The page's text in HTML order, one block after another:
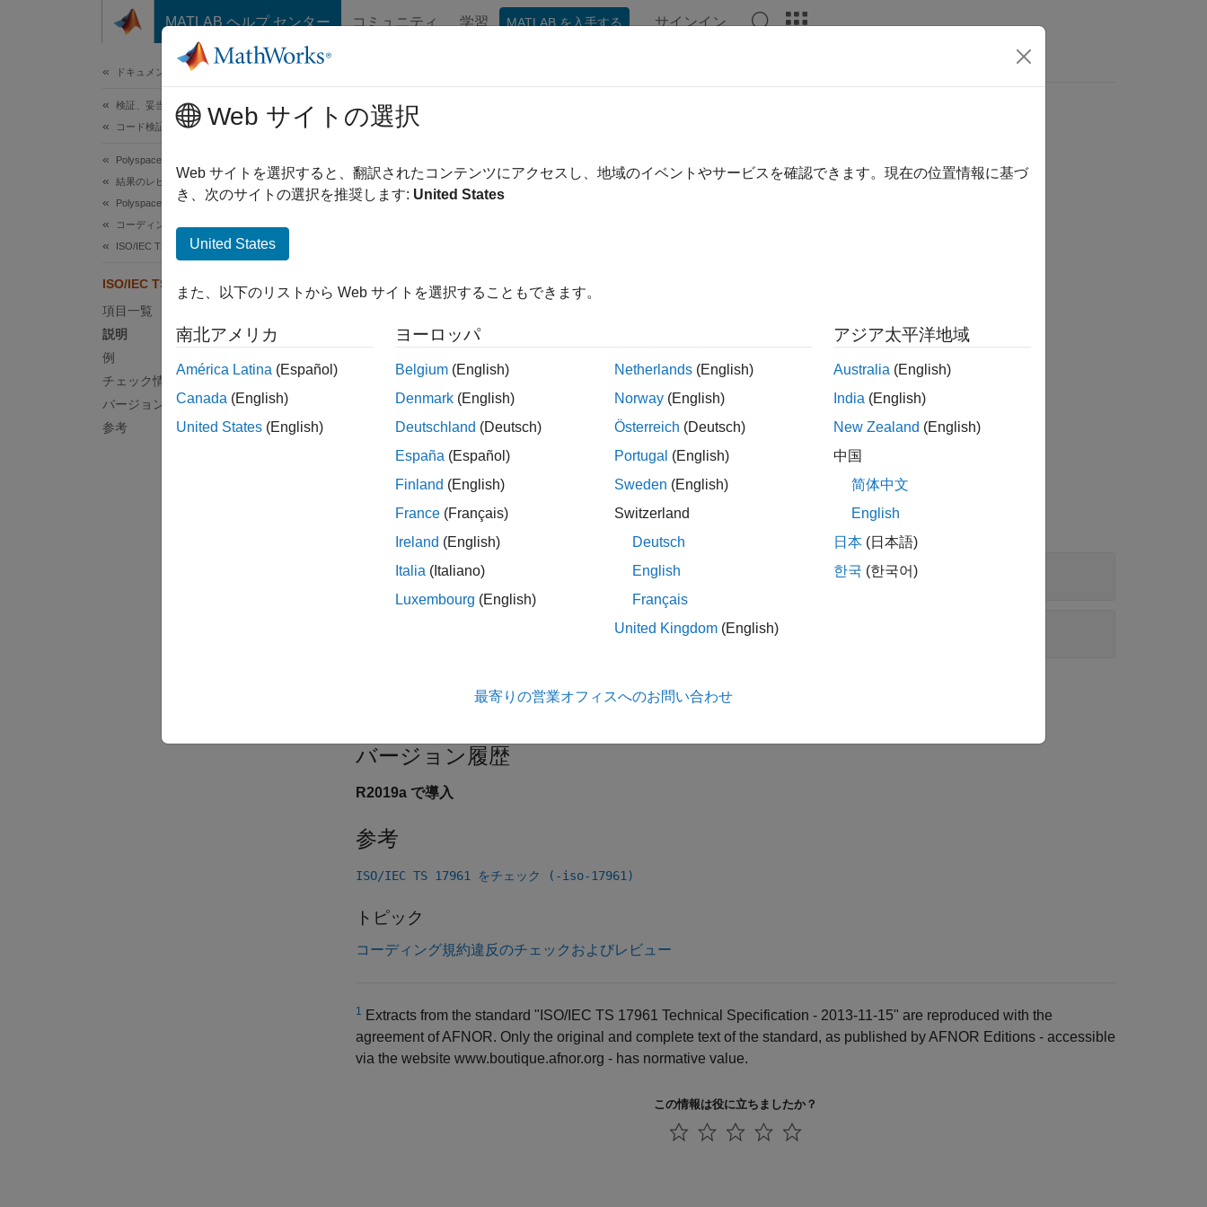
コンテンツへスキップ
MATLAB ヘルプ センター コミュニティ 学習 MATLAB を入手する サインイン
ドキュメンテーションのホーム
検証、妥当性確認、テスト
コード検証
Polyspace Bug Finder
結果のレビューとレポート生成
Polyspace Bug Finder の結果
コーディング規約
ISO/IEC TS 17961 ルール
ISO/IEC TS 17961 [accfree]
項目一覧
説明
例
チェック情報
バージョン履歴
参考
MATLAB Answers
ISO/IEC TS 17961 [accfree]
Accessing freed memory
このチェッカーは以下の問題をチェックします。
前に解放したポインターの使用
標準ライブラリ文字列ルーチンの無効な使用。
すべて展開する
前に解放したポインターの使用
標準ライブラリ文字列ルーチンの無効な使用
チェック情報
バージョン履歴
R2019a で導入
参考
ISO/IEC TS 17961 をチェック (-iso-17961)
トピック
コーディング規約違反のチェックおよびレビュー
1 Extracts from the standard "ISO/IEC TS 17961 Technical Specification - 2013-11-15" are reproduced with the
agreement of AFNOR. Only the original and complete text of the standard, as published by AFNOR Editions - accessible
via the website www.boutique.afnor.org - has normative value.
この情報は役に立ちましたか？
Web サイトの選択
Web サイトを選択すると、翻訳されたコンテンツにアクセスし、地域のイベントやサービスを確認できます。現在の位置情報に基づ
き、次のサイトの選択を推奨します: United States
United States
また、以下のリストから Web サイトを選択することもできます。
南北アメリカ
América Latina (Español)
Canada (English)
United States (English)
ヨーロッパ
Belgium (English)
Denmark (English)
Deutschland (Deutsch)
España (Español)
Finland (English)
France (Français)
Ireland (English)
Italia (Italiano)
Luxembourg (English)
Netherlands (English)
Norway (English)
Österreich (Deutsch)
Portugal (English)
Sweden (English)
Switzerland
Deutsch
English
Français
United Kingdom (English)
アジア太平洋地域
Australia (English)
India (English)
New Zealand (English)
中国
简体中文
English
日本 (日本語)
한국 (한국어)
最寄りの営業オフィスへのお問い合わせ